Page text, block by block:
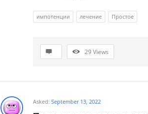
импотенции лечение Простое
29Views
Asked: September 13, 2022